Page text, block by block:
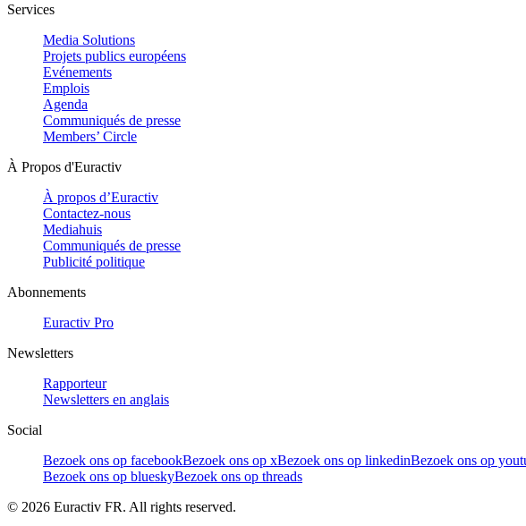
Services
Media Solutions
Projets publics européens
Evénements
Emplois
Agenda
Communiqués de presse
Members’ Circle
À Propos d'Euractiv
À propos d’Euractiv
Contactez-nous
Mediahuis
Communiqués de presse
Publicité politique
Abonnements
Euractiv Pro
Newsletters
Rapporteur
Newsletters en anglais
Social
Bezoek ons op facebookBezoek ons op xBezoek ons op linkedinBezoek ons op
Bezoek ons op blueskyBezoek ons op threads
© 2026 Euractiv FR. All rights reserved.